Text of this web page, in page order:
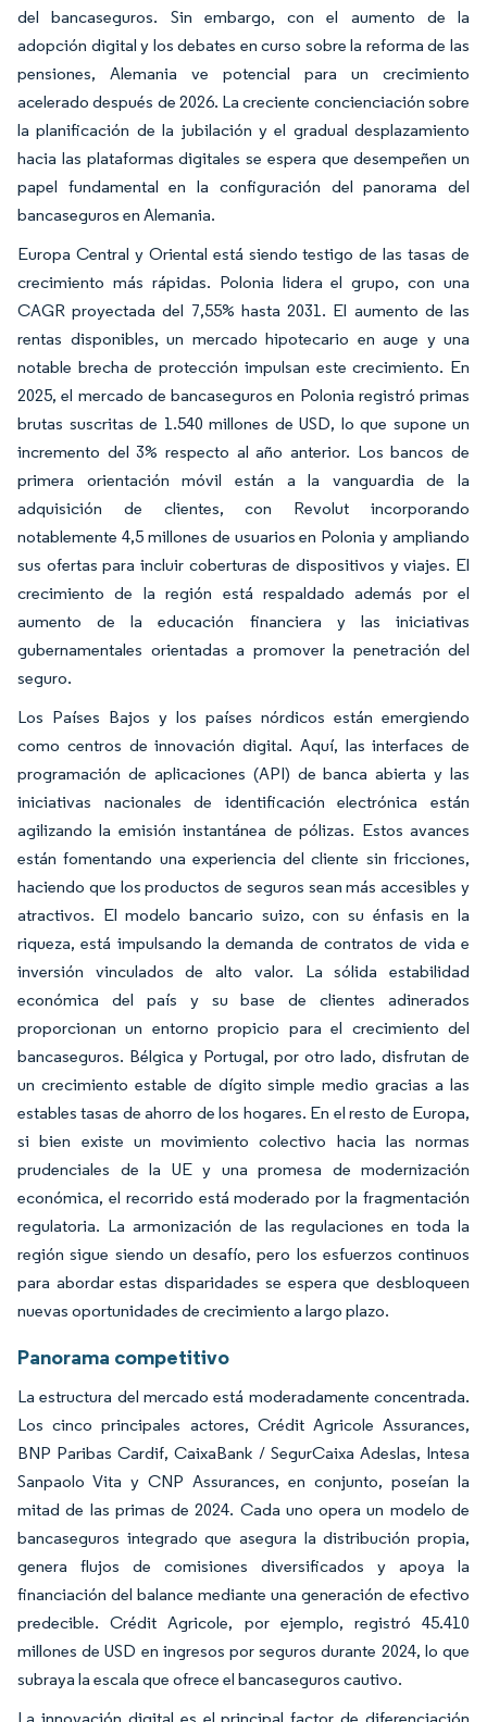
del bancaseguros. Sin embargo, con el aumento de la
adopción digital y los debates en curso sobre la reforma de las
pensiones, Alemania ve potencial para un crecimiento
acelerado después de 2026. La creciente concienciación sobre
la planificación de la jubilación y el gradual desplazamiento
hacia las plataformas digitales se espera que desempeñen un
papel fundamental en la configuración del panorama del
bancaseguros en Alemania.
Europa Central y Oriental está siendo testigo de las tasas de
crecimiento más rápidas. Polonia lidera el grupo, con una
CAGR proyectada del 7,55% hasta 2031. El aumento de las
rentas disponibles, un mercado hipotecario en auge y una
notable brecha de protección impulsan este crecimiento. En
2025, el mercado de bancaseguros en Polonia registró primas
brutas suscritas de 1.540 millones de USD, lo que supone un
incremento del 3% respecto al año anterior. Los bancos de
primera orientación móvil están a la vanguardia de la
adquisición de clientes, con Revolut incorporando
notablemente 4,5 millones de usuarios en Polonia y ampliando
sus ofertas para incluir coberturas de dispositivos y viajes. El
crecimiento de la región está respaldado además por el
aumento de la educación financiera y las iniciativas
gubernamentales orientadas a promover la penetración del
seguro.
Los Países Bajos y los países nórdicos están emergiendo
como centros de innovación digital. Aquí, las interfaces de
programación de aplicaciones (API) de banca abierta y las
iniciativas nacionales de identificación electrónica están
agilizando la emisión instantánea de pólizas. Estos avances
están fomentando una experiencia del cliente sin fricciones,
haciendo que los productos de seguros sean más accesibles y
atractivos. El modelo bancario suizo, con su énfasis en la
riqueza, está impulsando la demanda de contratos de vida e
inversión vinculados de alto valor. La sólida estabilidad
económica del país y su base de clientes adinerados
proporcionan un entorno propicio para el crecimiento del
bancaseguros. Bélgica y Portugal, por otro lado, disfrutan de
un crecimiento estable de dígito simple medio gracias a las
estables tasas de ahorro de los hogares. En el resto de Europa,
si bien existe un movimiento colectivo hacia las normas
prudenciales de la UE y una promesa de modernización
económica, el recorrido está moderado por la fragmentación
regulatoria. La armonización de las regulaciones en toda la
región sigue siendo un desafío, pero los esfuerzos continuos
para abordar estas disparidades se espera que desbloqueen
nuevas oportunidades de crecimiento a largo plazo.
Panorama competitivo
La estructura del mercado está moderadamente concentrada.
Los cinco principales actores, Crédit Agricole Assurances,
BNP Paribas Cardif, CaixaBank / SegurCaixa Adeslas, Intesa
Sanpaolo Vita y CNP Assurances, en conjunto, poseían la
mitad de las primas de 2024. Cada uno opera un modelo de
bancaseguros integrado que asegura la distribución propia,
genera flujos de comisiones diversificados y apoya la
financiación del balance mediante una generación de efectivo
predecible. Crédit Agricole, por ejemplo, registró 45.410
millones de USD en ingresos por seguros durante 2024, lo que
subraya la escala que ofrece el bancaseguros cautivo.